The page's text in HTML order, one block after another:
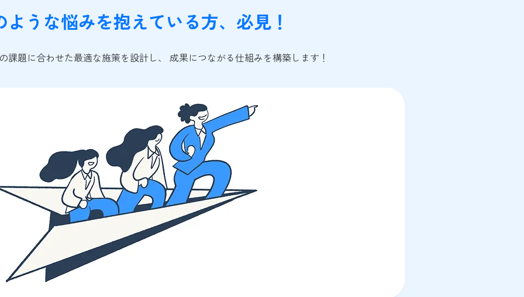
ような悩みを抱えている方、必見！
課題に合わせた最適な施策を設計し、 成果につながる仕組みを構築します！